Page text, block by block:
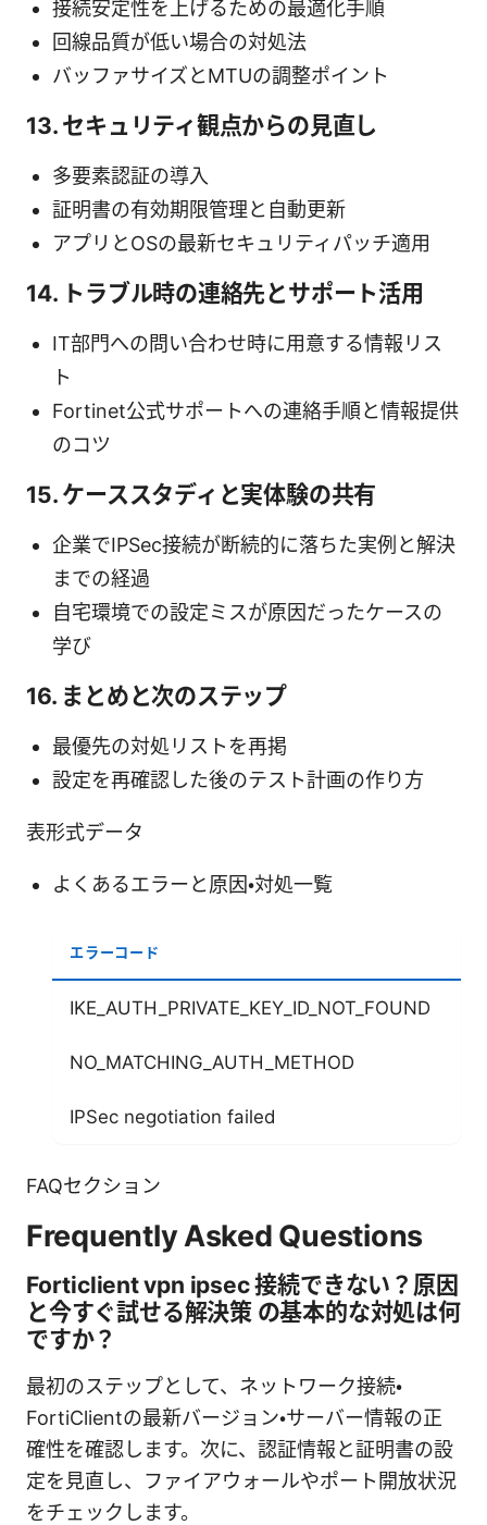
接続安定性を上げるための最適化手順
回線品質が低い場合の対処法
バッファサイズとMTUの調整ポイント
13. セキュリティ観点からの見直し
多要素認証の導入
証明書の有効期限管理と自動更新
アプリとOSの最新セキュリティパッチ適用
14. トラブル時の連絡先とサポート活用
IT部門への問い合わせ時に用意する情報リス
ト
Fortinet公式サポートへの連絡手順と情報提供
のコツ
15. ケーススタディと実体験の共有
企業でIPSec接続が断続的に落ちた実例と解決
までの経過
自宅環境での設定ミスが原因だったケースの
学び
16. まとめと次のステップ
最優先の対処リストを再掲
設定を再確認した後のテスト計画の作り方
表形式データ
よくあるエラーと原因・対処一覧
エラーコード
IKE_AUTH_PRIVATE_KEY_ID_NOT_FOUND
NO_MATCHING_AUTH_METHOD
IPSec negotiation failed
FAQセクション
Frequently Asked Questions
Forticlient vpn ipsec 接続できない？原因
と今すぐ試せる解決策 の基本的な対処は何
ですか？
最初のステップとして、ネットワーク接続・
FortiClientの最新バージョン・サーバー情報の正
確性を確認します。次に、認証情報と証明書の設
定を見直し、ファイアウォールやポート開放状況
をチェックします。